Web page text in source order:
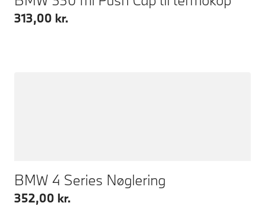
313,00 kr.
BMW 4 Series Nøglering
352,00 kr.